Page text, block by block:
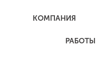
КОМПАНИЯ
РАБОТЫ